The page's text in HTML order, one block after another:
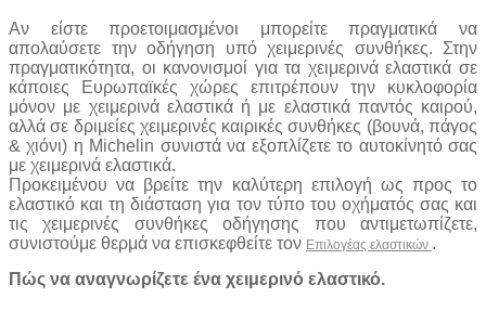
Αν είστε προετοιμασμένοι μπορείτε πραγματικά να
απολαύσετε την οδήγηση υπό χειμερινές συνθήκες. Στην
πραγματικότητα, οι κανονισμοί για τα χειμερινά ελαστικά σε
κάποιες Ευρωπαϊκές χώρες επιτρέπουν την κυκλοφορία
μόνον με χειμερινά ελαστικά ή με ελαστικά παντός καιρού,
αλλά σε δριμείες χειμερινές καιρικές συνθήκες (βουνά, πάγος
& χιόνι) η Michelin συνιστά να εξοπλίζετε το αυτοκίνητό σας
με χειμερινά ελαστικά.
Προκειμένου να βρείτε την καλύτερη επιλογή ως προς το
ελαστικό και τη διάσταση για τον τύπο του οχήματός σας και
τις χειμερινές συνθήκες οδήγησης που αντιμετωπίζετε,
συνιστούμε θερμά να επισκεφθείτε τον Επιλογέας ελαστικών .
Πώς να αναγνωρίζετε ένα χειμερινό ελαστικό.